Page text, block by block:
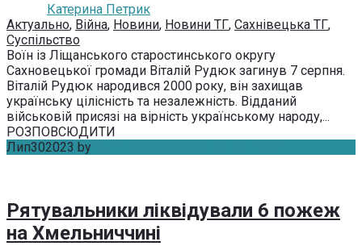
Катерина Петрик
Актуально, Війна, Новини, Новини ТГ, Сахнівецька ТГ,
Суспільство
Воїн із Ліщанського старостинського округу
Сахновецької громади Віталій Рудюк загинув 7 серпня.
Віталій Рудюк народився 2000 року, він захищав
українську цілісність та незалежність. Відданий
військовій присязі на вірність українському народу,...
РОЗПОВСЮДИТИ
Лип302023 by
Рятувальники ліквідували 6 пожеж
на Хмельниччині